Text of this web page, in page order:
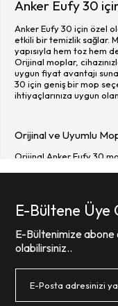
Anker Eufy 30
Anker Eufy 30 için özel
etkili bir temizlik sağlar.
yapısıyla hem toz hem
Orijinal moplar,
uygun fiyat avantajı
30 için geniş bir mop
ihtiyaçlarınıza uygun
Orijinal ve Uyumlu
Orijinal Anker Eufy 30
ve kalite standartlarına
uyumluluğunu kontrol
mop bezlerini uygun
Mop Değişimi ve
E-Bültene Üye
E-Bültenimize
olabilirsiniz..